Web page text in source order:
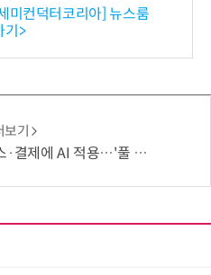
미컨덕터코리아] 뉴스룸
기>
기
AI 적용…'풀 퍼널' 수익화 강화